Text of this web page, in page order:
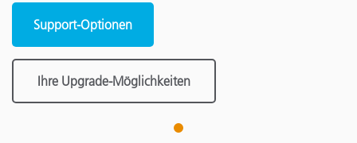
Support-Optionen
Ihre Upgrade-Möglichkeiten
1